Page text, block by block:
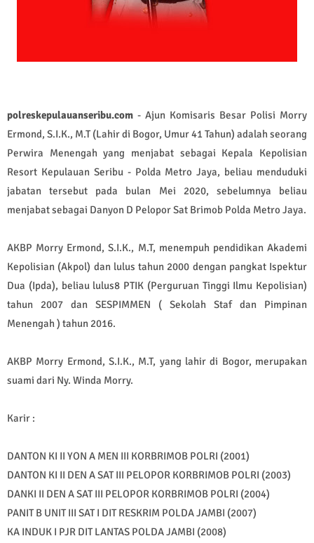
polreskepulauanseribu.com - Ajun Komisaris Besar Polisi Morry
Ermond, S.I.K., M.T (Lahir di Bogor, Umur 41 Tahun) adalah seorang
Perwira Menengah yang menjabat sebagai Kepala Kepolisian
Resort Kepulauan Seribu - Polda Metro Jaya, beliau menduduki
jabatan tersebut pada bulan Mei 2020, sebelumnya beliau
menjabat sebagai Danyon D Pelopor Sat Brimob Polda Metro Jaya.
AKBP Morry Ermond, S.I.K., M.T, menempuh pendidikan Akademi
Kepolisian (Akpol) dan lulus tahun 2000 dengan pangkat Ispektur
Dua (Ipda), beliau lulus8 PTIK (Perguruan Tinggi Ilmu Kepolisian)
tahun 2007 dan SESPIMMEN ( Sekolah Staf dan Pimpinan
Menengah ) tahun 2016.
AKBP Morry Ermond, S.I.K., M.T, yang lahir di Bogor, merupakan
suami dari Ny. Winda Morry.
Karir :
DANTON KI II YON A MEN III KORBRIMOB POLRI (2001)
DANTON KI II DEN A SAT III PELOPOR KORBRIMOB POLRI (2003)
DANKI II DEN A SAT III PELOPOR KORBRIMOB POLRI (2004)
PANIT B UNIT III SAT I DIT RESKRIM POLDA JAMBI (2007)
KA INDUK I PJR DIT LANTAS POLDA JAMBI (2008)